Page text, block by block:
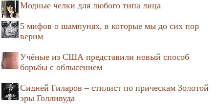
Модные челки для любого типа лица
5 мифов о шампунях, в которые мы до сих пор
верим
Учёные из США представили новый способ
борьбы с облысением
Сидней Гиларов – стилист по прическам Золотой
эры Голливуда